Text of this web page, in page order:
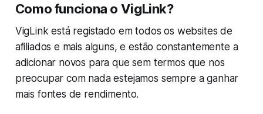
Como funciona o VigLink?
VigLink está registado em todos os websites de
afiliados e mais alguns, e estão constantemente a
adicionar novos para que sem termos que nos
preocupar com nada estejamos sempre a ganhar
mais fontes de rendimento.